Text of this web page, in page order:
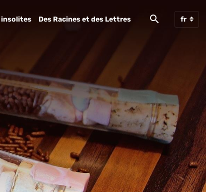
insolites Des Racines et des Lettres